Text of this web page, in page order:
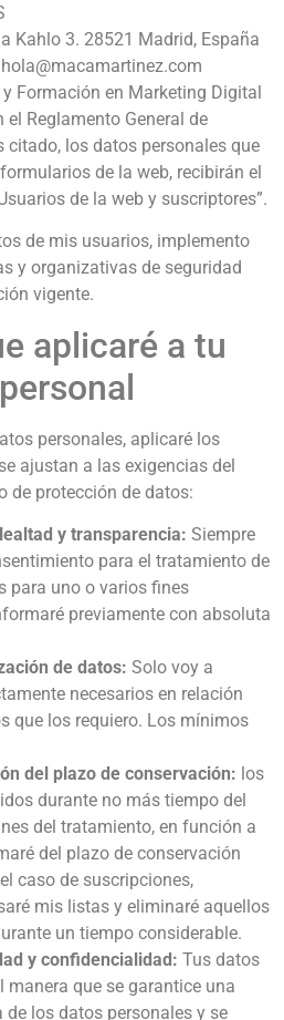
Kahlo 3. 28521 Madrid, España
hola@macamartinez.com
Formación en Marketing Digital
Reglamento General de
citado, los datos personales que
de la web, recibirán el
de la web y suscriptores”.
de mis usuarios, implemento
y organizativas de seguridad
vigente.
aplicaré a tu
personales, aplicaré los
ajustan a las exigencias del
de protección de datos:
y transparencia: Siempre
para el tratamiento de
para uno o varios fines
previamente con absoluta
de datos: Solo voy a
necesarios en relación
que los requiero. Los mínimos
del plazo de conservación: los
durante no más tiempo del
del tratamiento, en función a
del plazo de conservación
caso de suscripciones,
mis listas y eliminaré aquellos
un tiempo considerable.
y confidencialidad: Tus datos
manera que se garantice una
de los datos personales y se